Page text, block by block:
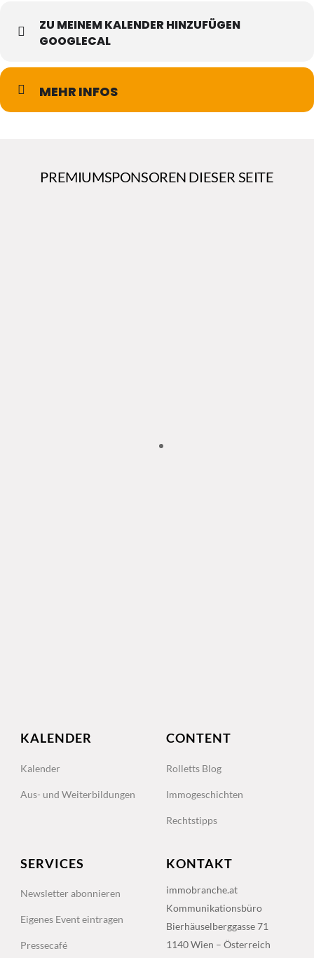
ZU MEINEM KALENDER HINZUFÜGEN
GOOGLECAL
MEHR INFOS
PREMIUMSPONSOREN DIESER SEITE
KALENDER
Kalender
Aus- und Weiterbildungen
CONTENT
Rolletts Blog
Immogeschichten
Rechtstipps
SERVICES
Newsletter abonnieren
Eigenes Event eintragen
Pressecafé
KONTAKT
immobranche.at
Kommunikationsbüro
Bierhäuselberggasse 71
1140 Wien – Österreich